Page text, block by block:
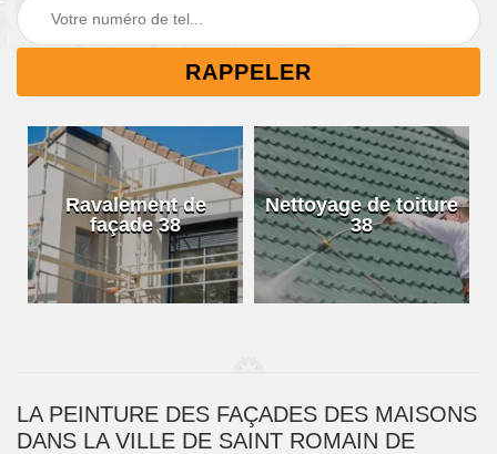
Ravalement de
façade 38
Nettoyage de toiture
38
LA PEINTURE DES FAÇADES DES MAISONS
DANS LA VILLE DE SAINT ROMAIN DE